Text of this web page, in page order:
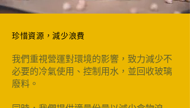
珍惜資源，減少浪費
我們重視營運對環境的影響，致力減少不
必要的冷氣使用、控制用水，並回收玻璃
廢料。